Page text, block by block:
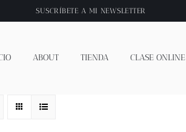
SUSCRÍBETE A MI NEWSLETTER
ABOUT TIENDA CLASE ONLINE